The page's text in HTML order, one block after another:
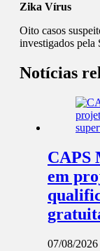
Zika Vírus
Oito casos
investigados pela
Notícias
CAPS
em
07/08/2026